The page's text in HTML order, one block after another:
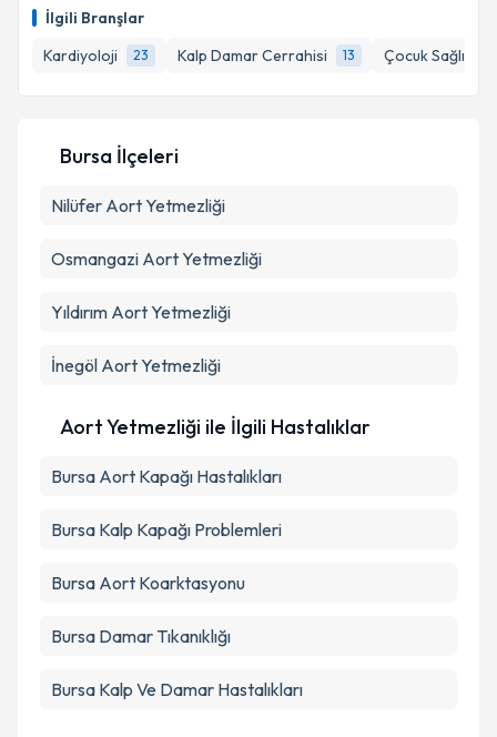
İlgili Branşlar
Kardiyoloji
23 Kalp Damar Cerrahisi 13 Çocuk Sağlığı
E-posta Adresiniz
Metni'ni okudum ve kişisel verilerimin belirtilen
kapsamda işlenmesini kabul ediyorum.
Bursa İlçeleri
Nilüfer Aort Yetmezliği
Osmangazi Aort Yetmezliği
Yıldırım Aort Yetmezliği
İnegöl Aort Yetmezliği
Aort Yetmezliği ile İlgili Hastalıklar
Bursa Aort Kapağı Hastalıkları
Bursa Kalp Kapağı Problemleri
Bursa Aort Koarktasyonu
Bursa Damar Tıkanıklığı
Bursa Kalp Ve Damar Hastalıkları